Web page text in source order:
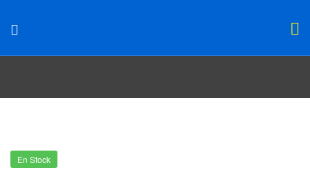
En Stock